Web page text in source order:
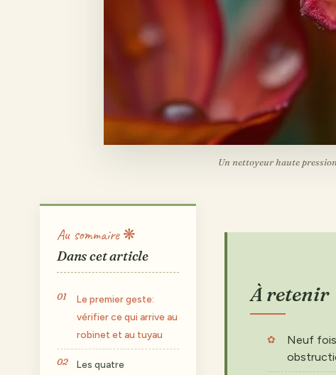
Un nettoyeur haute
Au sommaire ❋
Dans cet article
Le premier geste:
vérifier ce qui arrive au
robinet et au tuyau
Les quatre
À retenir
Neuf fois